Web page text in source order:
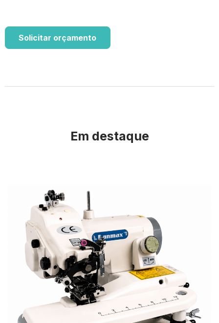
Solicitar orçamento
Em destaque